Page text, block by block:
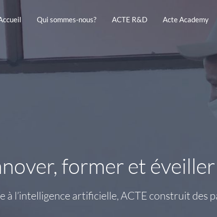
Qui sommes-nous? ACTE R&D Acte Academy
former et
à l’intelligence artificielle, ACTE construit des
qu’agir, c’est
000 enseignants et professionnels formés
impactés
pour célébrer notre 20e anniversaire et